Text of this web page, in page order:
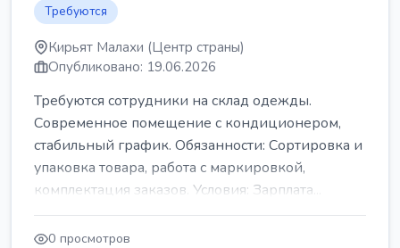
Требуются
Кирьят Малахи (Центр страны)
Опубликовано: 19.06.2026
Требуются сотрудники на склад одежды.
Современное помещение с кондиционером,
стабильный график. Обязанности: Сортировка и
упаковка товара, работа с маркировкой,
комплектация заказов. Условия: Зарплата...
0 просмотров